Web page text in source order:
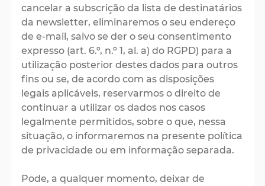
cancelar a subscrição da lista de destinatários
da newsletter, eliminaremos o seu endereço
de e-mail, salvo se der o seu consentimento
expresso (art. 6.º, n.º 1, al. a) do RGPD) para a
utilização posterior destes dados para outros
fins ou se, de acordo com as disposições
legais aplicáveis, reservarmos o direito de
continuar a utilizar os dados nos casos
legalmente permitidos, sobre o que, nessa
situação, o informaremos na presente política
de privacidade ou em informação separada.
Pode, a qualquer momento, deixar de